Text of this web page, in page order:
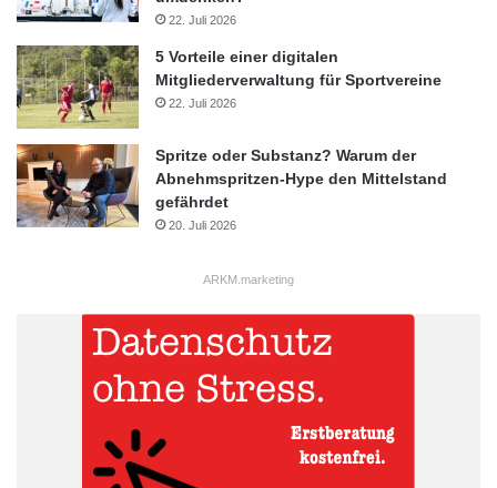
22. Juli 2026
5 Vorteile einer digitalen
Mitgliederverwaltung für Sportvereine
22. Juli 2026
Spritze oder Substanz? Warum der
Abnehmspritzen-Hype den Mittelstand
gefährdet
20. Juli 2026
ARKM.marketing